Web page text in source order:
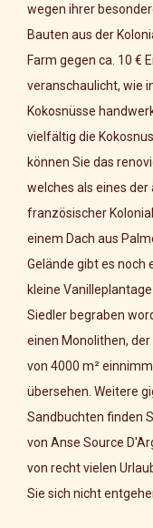
wegen ihrer
Bauten aus der
Farm gegen ca. 10 €
veranschaulicht, wie
Kokosnüsse
vielfältig die
können Sie das
welches als eines
französischer
einem Dach aus
Gelände gibt es noch
kleine
Siedler begraben
einen Monolithen, der
von 4000 m²
übersehen. Weitere
Sandbuchten finden
von Anse Source
von recht vielen
Sie sich nicht